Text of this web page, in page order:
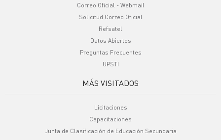
Correo Oficial - Webmail
Solicitud Correo Oficial
Refsatel
Datos Abiertos
Preguntas Frecuentes
UPSTI
MÁS VISITADOS
Licitaciones
Capacitaciones
Junta de Clasificación de Educación Secundaria